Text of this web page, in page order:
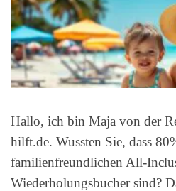
Hallo, ich bin Maja von der
hilft.de. Wussten Sie, dass
familienfreundlichen All-
Wiederholungsbucher sind?